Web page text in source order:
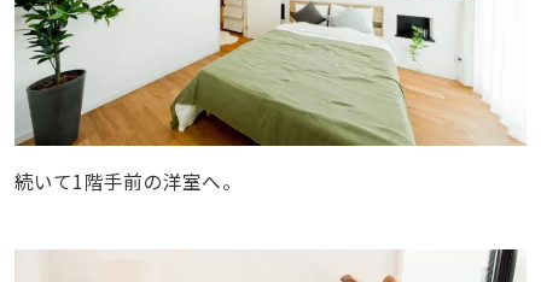
続いて1階手前の洋室へ。